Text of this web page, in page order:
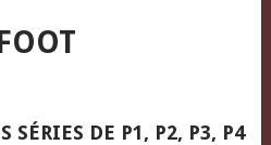
SÉRIES DE P1, P2, P3, P4